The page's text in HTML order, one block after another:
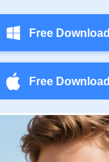
Free Download
Free Download